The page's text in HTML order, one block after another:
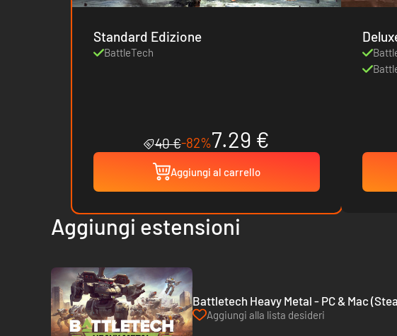
Standard Edizione
BattleTech
40 €-82%7.29 €
Aggiungi al carrello
Aggiungi estensioni
Battletech Heavy Metal - PC & Mac
Aggiungi alla lista desideri